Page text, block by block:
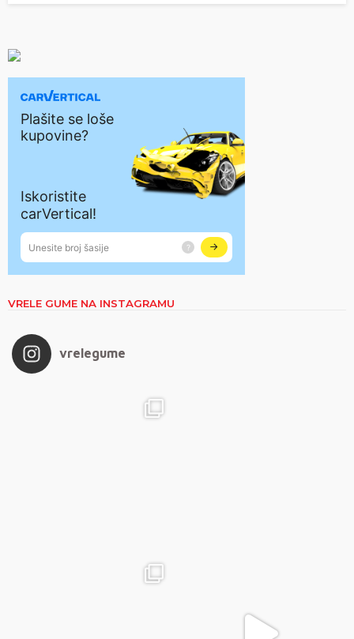
VRELE GUME NA INSTAGRAMU
vrelegume